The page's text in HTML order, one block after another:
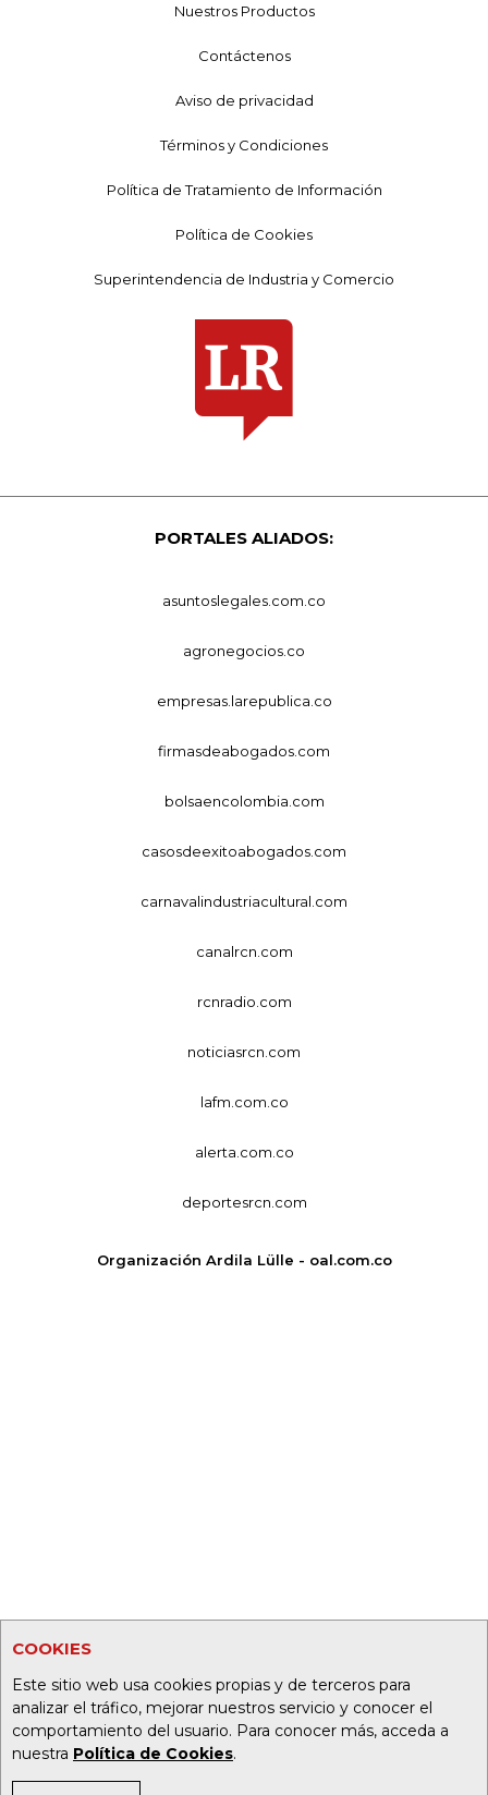
COOKIES
Este sitio web usa cookies propias y de terceros para
analizar el tráfico, mejorar nuestros servicio y conocer el
comportamiento del usuario. Para conocer más, acceda a
nuestra Política de Cookies.
Nuestros Productos
Contáctenos
Aviso de privacidad
Términos y Condiciones
Política de Tratamiento de Información
Política de Cookies
Superintendencia de Industria y Comercio
PORTALES ALIADOS:
asuntoslegales.com.co
agronegocios.co
empresas.larepublica.co
firmasdeabogados.com
bolsaencolombia.com
casosdeexitoabogados.com
carnavalindustriacultural.com
canalrcn.com
rcnradio.com
noticiasrcn.com
lafm.com.co
alerta.com.co
deportesrcn.com
Organización Ardila Lülle - oal.com.co